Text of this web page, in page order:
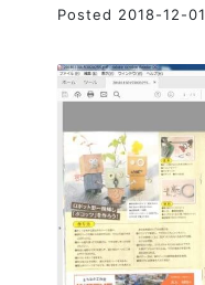
Posted 2018-12-01